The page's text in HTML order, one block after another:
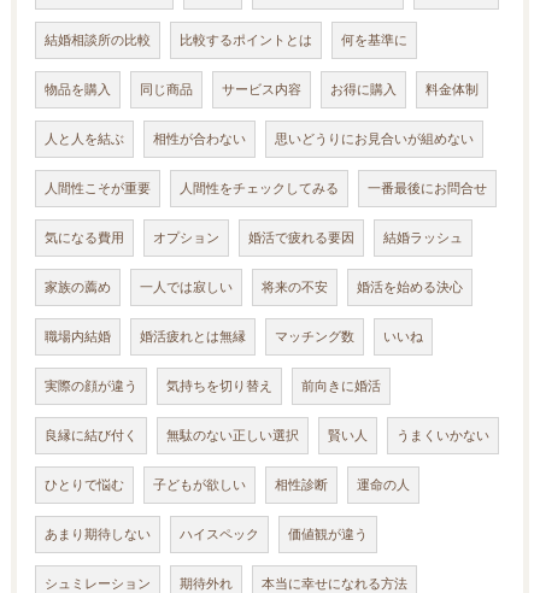
結婚相談所の比較 比較するポイントとは 何を基準に
物品を購入 同じ商品 サービス内容 お得に購入 料金体制
人と人を結ぶ 相性が合わない 思いどうりにお見合いが組めない
人間性こそが重要 人間性をチェックしてみる 一番最後にお問合せ
気になる費用 オプション 婚活で疲れる要因 結婚ラッシュ
家族の薦め 一人では寂しい 将来の不安 婚活を始める決心
職場内結婚 婚活疲れとは無縁 マッチング数 いいね
実際の顔が違う 気持ちを切り替え 前向きに婚活
良縁に結び付く 無駄のない正しい選択 賢い人 うまくいかない
ひとりで悩む 子どもが欲しい 相性診断 運命の人
あまり期待しない ハイスペック 価値観が違う
シュミレーション 期待外れ 本当に幸せになれる方法